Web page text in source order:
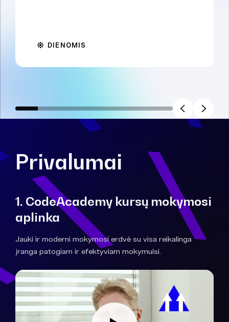
DIENOMIS
Privalumai
1. CodeAcademy kursų mokymosi
aplinka
Jauki ir moderni mokymosi erdvė su visa reikalinga
įranga patogiam ir efektyviam mokymuisi.